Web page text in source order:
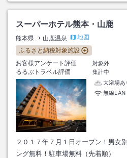
スーパーホテル熊本・山鹿
熊本県 山鹿温泉
地図
ふるさと納税対象施設
お客様アンケート評価
対象外
るるぶトラベル評価
集計中
大浴場あ
無線LAN
２０１７年７月１日オープン！男女
ング無料！駐車場無料（先着順）